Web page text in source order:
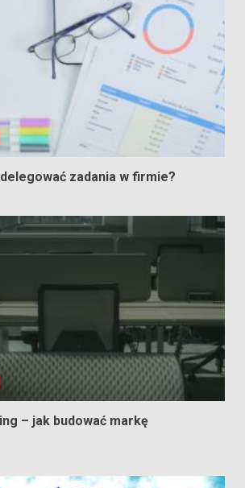
zadania w firmie?
– jak budować markę